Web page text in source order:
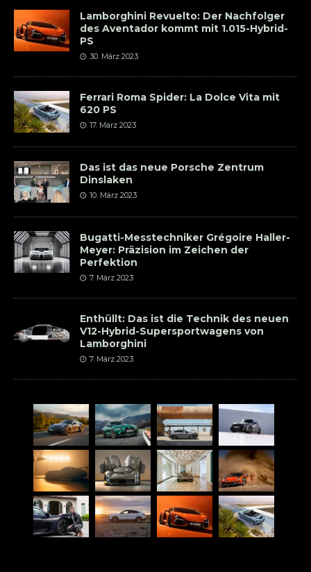
Lamborghini Revuelto: Der Nachfolger
des Aventador kommt mit 1.015-Hybrid-
PS
30. März 2023
Ferrari Roma Spider: La Dolce Vita mit
620 PS
17. März 2023
Das ist das neue Porsche Zentrum
Dinslaken
10. März 2023
Bugatti-Messtechniker Grégoire Haller-
Meyer: Präzision im Zeichen der
Perfektion
7. März 2023
Enthüllt: Das ist die Technik des neuen
V12-Hybrid-Supersportwagens von
Lamborghini
7. März 2023